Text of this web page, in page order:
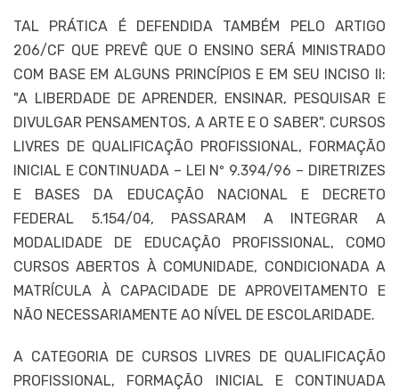
TAL PRÁTICA É DEFENDIDA TAMBÉM PELO ARTIGO
206/CF QUE PREVÊ QUE O ENSINO SERÁ MINISTRADO
COM BASE EM ALGUNS PRINCÍPIOS E EM SEU INCISO II:
"A LIBERDADE DE APRENDER, ENSINAR, PESQUISAR E
DIVULGAR PENSAMENTOS, A ARTE E O SABER". CURSOS
LIVRES DE QUALIFICAÇÃO PROFISSIONAL, FORMAÇÃO
INICIAL E CONTINUADA – LEI Nº 9.394/96 – DIRETRIZES
E BASES DA EDUCAÇÃO NACIONAL E DECRETO
FEDERAL 5.154/04, PASSARAM A INTEGRAR A
MODALIDADE DE EDUCAÇÃO PROFISSIONAL, COMO
CURSOS ABERTOS À COMUNIDADE, CONDICIONADA A
MATRÍCULA À CAPACIDADE DE APROVEITAMENTO E
NÃO NECESSARIAMENTE AO NÍVEL DE ESCOLARIDADE.
A CATEGORIA DE CURSOS LIVRES DE QUALIFICAÇÃO
PROFISSIONAL, FORMAÇÃO INICIAL E CONTINUADA